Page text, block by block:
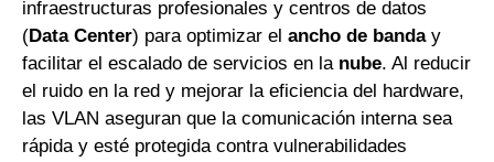
infraestructuras profesionales y centros de datos
(Data Center) para optimizar elancho de banday
facilitar el escalado de servicios en la nube. Al reducir
el ruido en la red y mejorar la eficiencia del hardware,
las VLAN aseguran que la comunicación interna sea
rápida y esté protegida contra vulnerabilidades